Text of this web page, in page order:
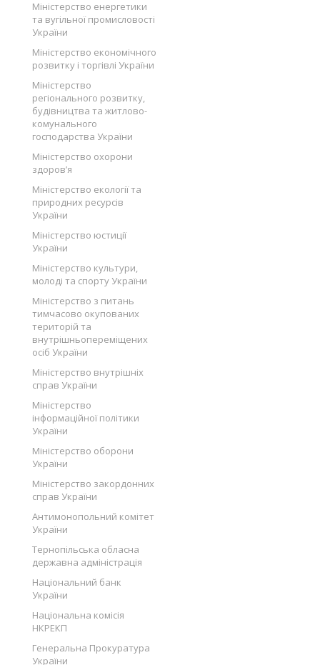
Міністерство енергетики
та вугільної промисловості
України
Міністерство економічного
розвитку і торгівлі України
Міністерство
регіонального розвитку,
будівництва та житлово-
комунального
господарства України
Міністерство охорони
здоров’я
Міністерство екології та
природних ресурсів
України
Міністерство юстиції
України
Міністерство культури,
молоді та спорту України
Міністерство з питань
тимчасово окупованих
територій та
внутрішньопереміщених
осіб України
Міністерство внутрішніх
справ України
Міністерство
інформаційної політики
України
Міністерство оборони
України
Міністерство закордонних
справ України
Антимонопольний комітет
України
Тернопільська обласна
державна адміністрація
Національний банк
України
Національна комісія
НКРЕКП
Генеральна Прокуратура
України